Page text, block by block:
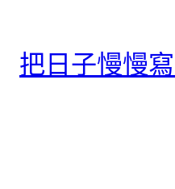
把日子慢慢